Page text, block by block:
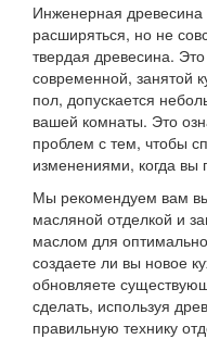
Инженерная
расширяться, но не
твердая древесина.
современной, занятой
пол, допускается
вашей комнаты. Это
проблем с тем, чтобы
изменениями, когда вы
Мы рекомендуем вам
масляной отделкой и
маслом для
создаете ли вы новое
обновляете
сделать, используя
правильную технику